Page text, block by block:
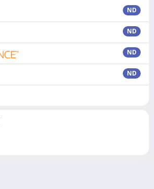
ND
ND
ND
ND